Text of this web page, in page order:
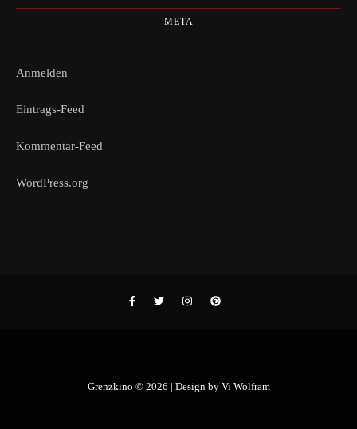
META
Anmelden
Eintrags-Feed
Kommentar-Feed
WordPress.org
Grenzkino © 2026 | Design by Vi Wolfram